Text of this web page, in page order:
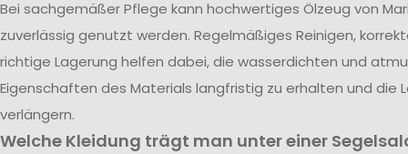
Bei sachgemäßer Pflege kann hochwertiges Ölzeug von
zuverlässig genutzt werden. Regelmäßiges Reinigen,
richtige Lagerung helfen dabei, die wasserdichten und
Eigenschaften des Materials langfristig zu erhalten und die
verlängern.
Welche Kleidung trägt man unter einer